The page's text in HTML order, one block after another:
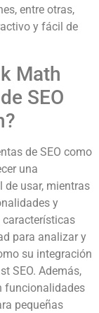
entre otras,
y fácil de
Math
SEO
de SEO como
una
usar, mientras
y
para analizar y
su integración
SEO. Además,
funcionalidades
pequeñas